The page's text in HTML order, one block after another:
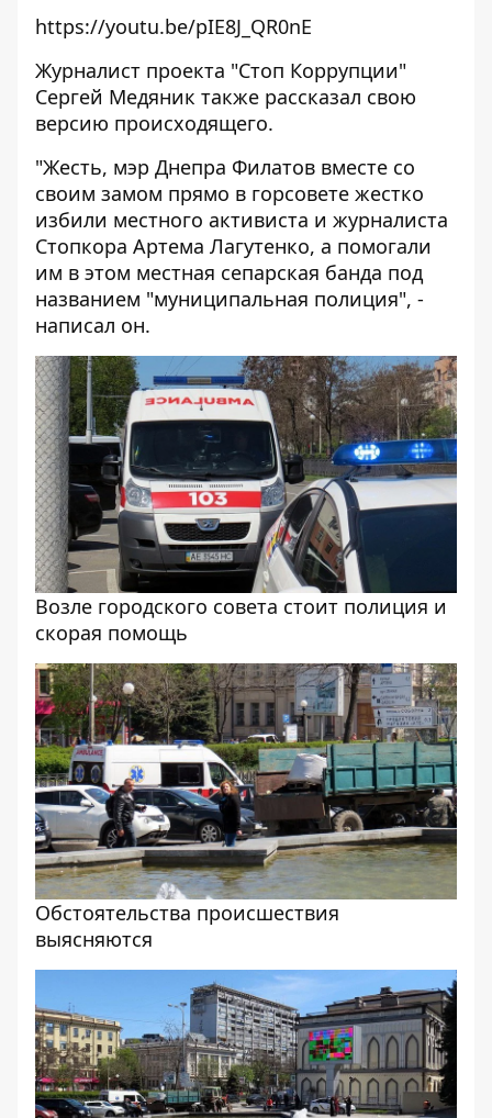
https://youtu.be/pIE8J_QR0nE
Журналист проекта "Стоп Коррупции"
Сергей Медяник также рассказал свою
версию происходящего.
"Жесть, мэр Днепра Филатов вместе со
своим замом прямо в горсовете жестко
избили местного активиста и журналиста
Стопкора Артема Лагутенко, а помогали
им в этом местная сепарская банда под
названием "муниципальная полиция", -
написал он.
Возле городского совета стоит полиция и
скорая помощь
Обстоятельства происшествия
выясняются